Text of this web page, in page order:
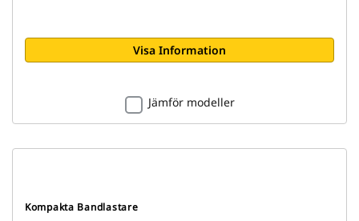
Visa Information
Jämför modeller
Kompakta Bandlastare